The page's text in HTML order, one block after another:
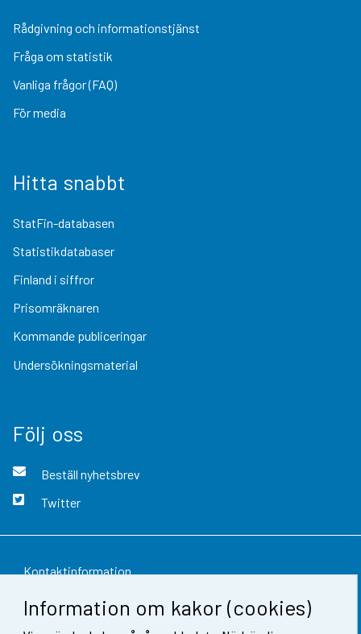
Information om kakor (cookies)
Rådgivning och informationstjänst
Fråga om statistik
Vanliga frågor (FAQ)
För media
Hitta snabbt
StatFin-databasen
Statistikdatabaser
Finland i siffror
Prisomräknaren
Kommande publiceringar
Undersökningsmaterial
Följ oss
Beställ nyhetsbrev
Twitter
Kontaktinformation
Respons